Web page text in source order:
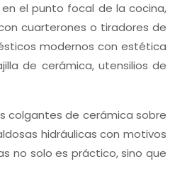
el punto focal de la cocina,
cuarterones o tiradores de
modernos con estética
de cerámica, utensilios de
colgantes de cerámica sobre
hidráulicas con motivos
no solo es práctico, sino que